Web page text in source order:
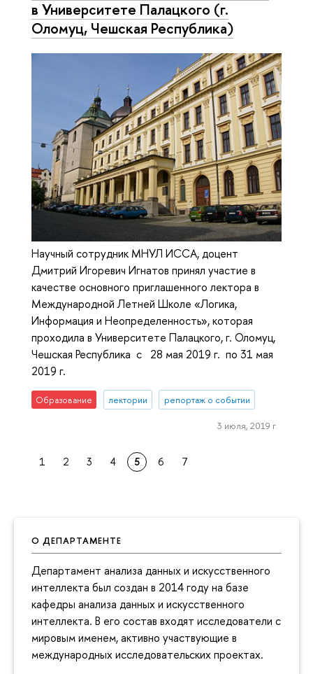
О ДЕПАРТАМЕНТЕ
Департамент анализа данных и искусственного
интеллекта был создан в 2014 году на базе
кафедры анализа данных и искусственного
интеллекта. В его состав входят исследователи с
мировым именем, активно участвующие в
международных исследовательских проектах.
в Университете Палацкого (г.
Оломуц, Чешская Республика)
Научный сотрудник МНУЛ ИССА, доцент
Дмитрий Игоревич Игнатов принял участие в
качестве основного приглашенного лектора в
Международной Летней Школе «Логика,
Информация и Неопределенность», которая
проходила в Университете Палацкого, г. Оломуц,
Чешская Республика с 28 мая 2019 г. по 31 мая
2019 г.
Образование лектории репортаж о событии
3 июля, 2019 г.
1 2 3 4 5 6 7